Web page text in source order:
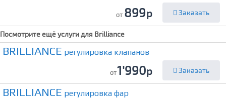
от 899р Заказать
Посмотрите ещё услуги для Brilliance
BRILLIANCE регулировка клапанов
от1'990р Заказать
BRILLIANCE регулировка фар